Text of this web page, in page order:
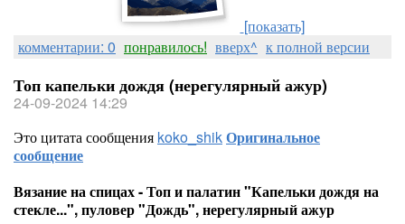
[показать]
комментарии: 0 понравилось! вверх^ к полной версии
Топ капельки дождя (нерегулярный ажур)
24-09-2024 14:29
Это цитата сообщения koko_shikОригинальное
сообщение
Вязание на спицах - Топ и палатин "Капельки дождя на
стекле...", пуловер "Дождь", нерегулярный ажур